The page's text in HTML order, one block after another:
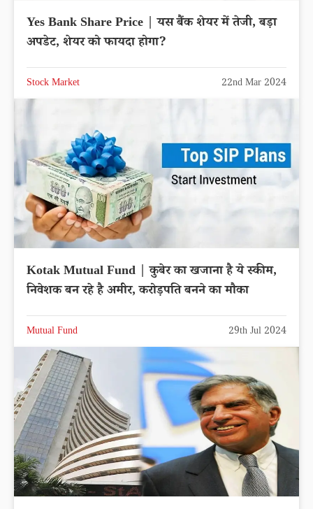
Yes Bank Share Price | यस बैंक शेयर में तेजी, बड़ा
अपडेट, शेयर को फायदा होगा?
Stock Market 22nd Mar 2024
Kotak Mutual Fund | कुबेर का खजाना है ये स्कीम,
निवेशक बन रहे है अमीर, करोड़पति बनने का मौका
Mutual Fund 29th Jul 2024